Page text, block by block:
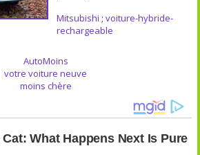
Mitsubishi ; voiture-hybride-
rechargeable
AutoMoins
votre voiture neuve
moins chère